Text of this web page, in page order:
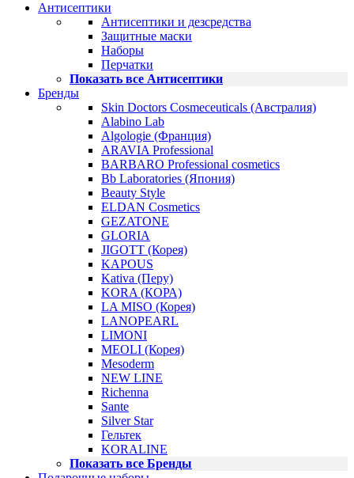
Антисептики
Антисептики и дезсредства
Защитные маски
Наборы
Перчатки
Показать все Антисептики
Бренды
Skin Doctors Cosmeceuticals (Австралия)
Alabino Lab
Algologie (Франция)
ARAVIA Professional
BARBARO Professional cosmetics
Bb Laboratories (Япония)
Beauty Style
ELDAN Cosmetics
GEZATONE
GLORIA
JIGOTT (Корея)
KAPOUS
Kativa (Перу)
KORA (КОРА)
LA MISO (Корея)
LANOPEARL
LIMONI
MEOLI (Корея)
Mesoderm
NEW LINE
Richenna
Sante
Silver Star
Гельтек
KORALINE
Показать все Бренды